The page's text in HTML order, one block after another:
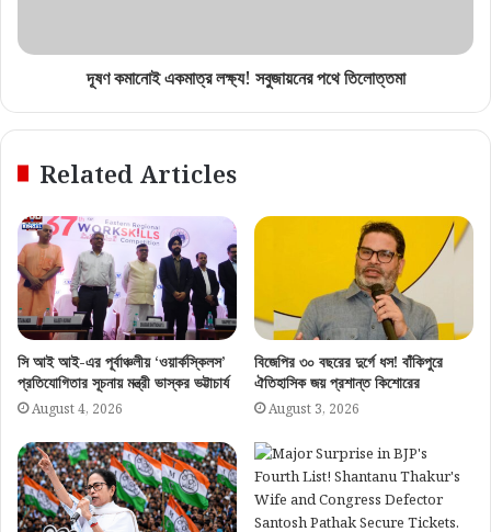
দূষণ কমানোই একমাত্র লক্ষ্য! সবুজায়নের পথে তিলোত্তমা
Related Articles
সি আই আই-এর পূর্বাঞ্চলীয় ‘ওয়ার্কস্কিলস’
প্রতিযোগিতার সূচনায় মন্ত্রী ভাস্কর ভট্টাচার্য
August 4, 2026
বিজেপির ৩০ বছরের দুর্গে ধস! বাঁকিপুরে
ঐতিহাসিক জয় প্রশান্ত কিশোরের
August 3, 2026